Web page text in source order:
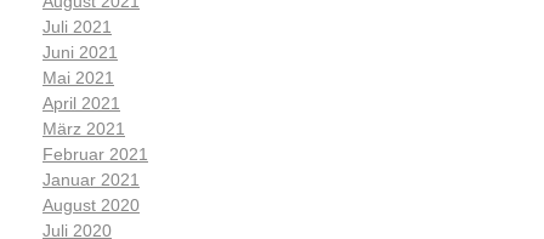
Juli 2021
Juni 2021
Mai 2021
April 2021
März 2021
Februar 2021
Januar 2021
August 2020
Juli 2020